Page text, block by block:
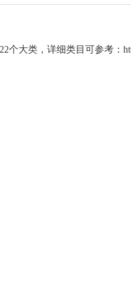
22个大类，详细类目可参考：